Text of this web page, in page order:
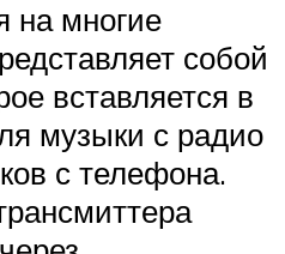
на многие
собой
вставляется в
музыки с радио
с телефона.